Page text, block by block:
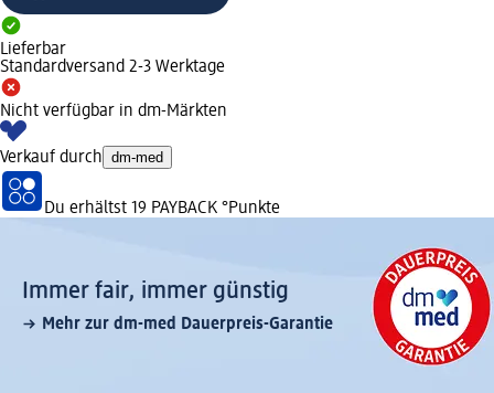
Lieferbar
Standardversand 2-3 Werktage
Nicht verfügbar in dm-Märkten
Verkauf durch dm-med
Du erhältst 19 PAYBACK °Punkte
Immer fair,­ immer günstig
Mehr zur dm-med Dauerpreis-Garantie